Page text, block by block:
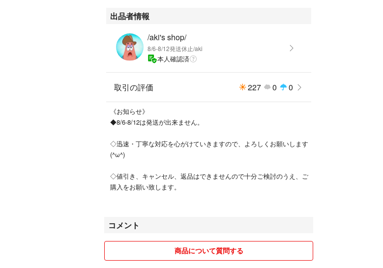
出品者情報
/aki's shop/
8/6-8/12発送休止/aki
本人確認済
取引の評価 227 0 0
《お知らせ》
◆8/6-8/12は発送が出来ません。
◇迅速・丁寧な対応を心がけていきますので、よろしくお願いします
(^ω^)
◇値引き、キャンセル、返品はできませんので十分ご検討のうえ、ご
購入をお願い致します。
コメント
商品について質問する